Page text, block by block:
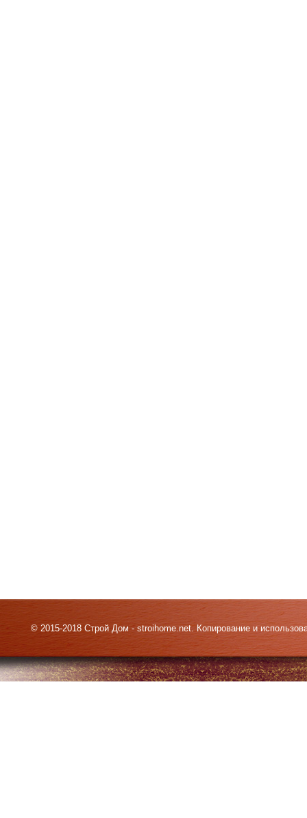
© 2015-2018 Строй Дом - stroihome.net. Копирование и